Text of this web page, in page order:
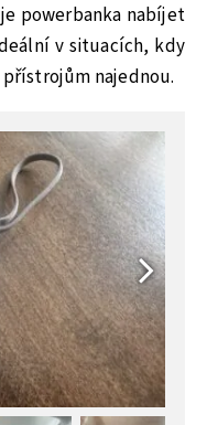
powerbanka nabíjet
v situacích, kdy
najednou.